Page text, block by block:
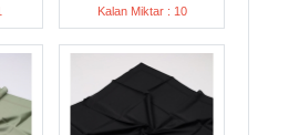
Kalan Miktar : 10